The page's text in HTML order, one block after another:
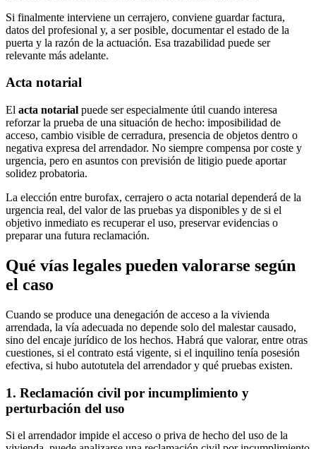
Si finalmente interviene un cerrajero, conviene guardar factura,
datos del profesional y, a ser posible, documentar el estado de la
puerta y la razón de la actuación. Esa trazabilidad puede ser
relevante más adelante.
Acta notarial
El acta notarial puede ser especialmente útil cuando interesa
reforzar la prueba de una situación de hecho: imposibilidad de
acceso, cambio visible de cerradura, presencia de objetos dentro o
negativa expresa del arrendador. No siempre compensa por coste y
urgencia, pero en asuntos con previsión de litigio puede aportar
solidez probatoria.
La elección entre burofax, cerrajero o acta notarial dependerá de la
urgencia real, del valor de las pruebas ya disponibles y de si el
objetivo inmediato es recuperar el uso, preservar evidencias o
preparar una futura reclamación.
Qué vías legales pueden valorarse según
el caso
Cuando se produce una denegación de acceso a la vivienda
arrendada, la vía adecuada no depende solo del malestar causado,
sino del encaje jurídico de los hechos. Habrá que valorar, entre otras
cuestiones, si el contrato está vigente, si el inquilino tenía posesión
efectiva, si hubo autotutela del arrendador y qué pruebas existen.
1. Reclamación civil por incumplimiento y
perturbación del uso
Si el arrendador impide el acceso o priva de hecho del uso de la